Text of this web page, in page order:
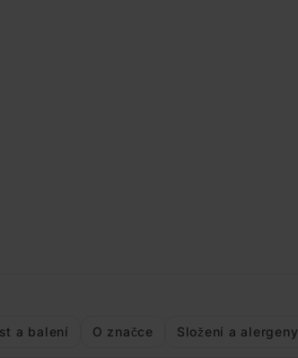
a balení O značce Složení a alergeny